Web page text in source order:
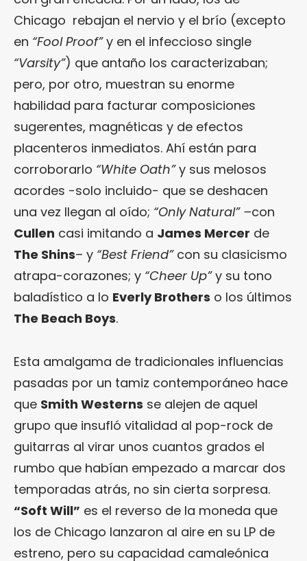
Chicago rebajan el nervio y el brío (excepto
en “Fool Proof”y en el infeccioso single
“Varsity”) que antaño los caracterizaban;
pero, por otro, muestran su enorme
habilidad para facturar composiciones
sugerentes, magnéticas y de efectos
placenteros inmediatos. Ahí están para
corroborarlo “White Oath”y sus melosos
acordes -solo incluido- que se deshacen
una vez llegan al oído; “Only Natural” –con
Cullen casi imitando a James Mercer de
The Shins– y “Best Friend”con su clasicismo
atrapa-corazones; y “Cheer Up”y su tono
baladístico a lo Everly Brothers o los últimos
The Beach Boys.
Esta amalgama de tradicionales influencias
pasadas por un tamiz contemporáneo hace
que Smith Westerns se alejen de aquel
grupo que insufló vitalidad al pop-rock de
guitarras al virar unos cuantos grados el
rumbo que habían empezado a marcar dos
temporadas atrás, no sin cierta sorpresa.
“Soft Will” es el reverso de la moneda que
los de Chicago lanzaron al aire en su LP de
estreno, pero su capacidad camaleónica